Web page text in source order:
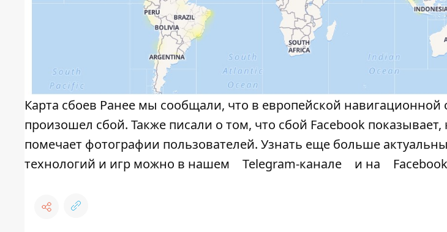
Карта сбоев Ранее мы сообщали, что в европейской навигационной
произошел сбой. Также писали о том, что сбой Facebook
помечает фотографии пользователей. Узнать еще больше
технологий и игр можно в нашем
Telegram-канале и на Facebook